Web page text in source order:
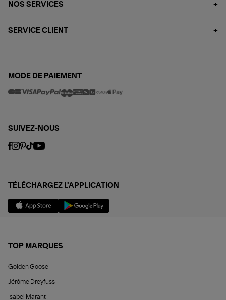
NOS SERVICES
SERVICE CLIENT
MODE DE PAIEMENT
SUIVEZ-NOUS
TÉLÉCHARGEZ L'APPLICATION
TOP MARQUES
Golden Goose
Jérôme Dreyfuss
Isabel Marant